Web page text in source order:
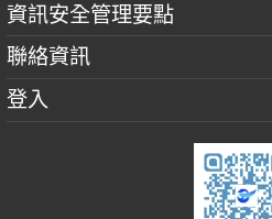
資訊安全管理要點
聯絡資訊
登入